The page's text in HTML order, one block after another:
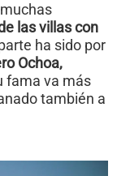
las villas con
ha sido por
Ochoa,
fama va más
también a